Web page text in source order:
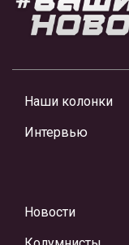
Наши колонки
Интервью
Новости